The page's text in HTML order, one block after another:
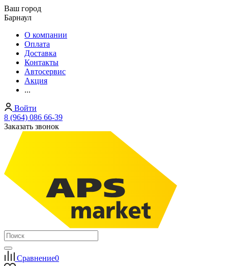
Ваш город
Барнаул
О компании
Оплата
Доставка
Контакты
Автосервис
Акция
...
Войти
8 (964) 086 66-39
Заказать звонок
Сравнение0